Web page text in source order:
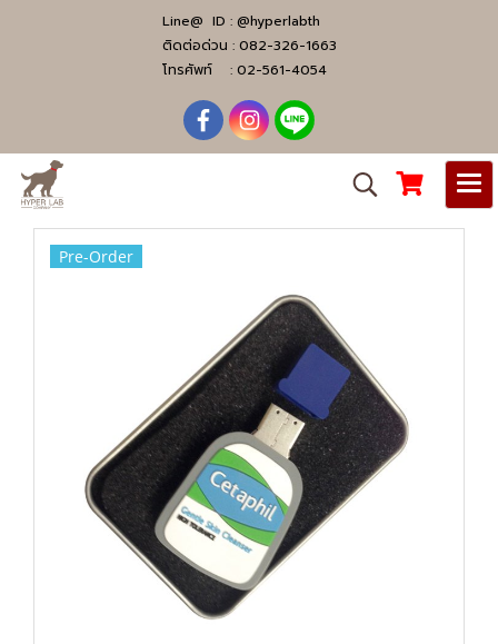
Line@ ID : @hyperlabth
ติดต่อด่วน : 082-326-1663
โทรศัพท์ : 02-561-4054
Pre-Order